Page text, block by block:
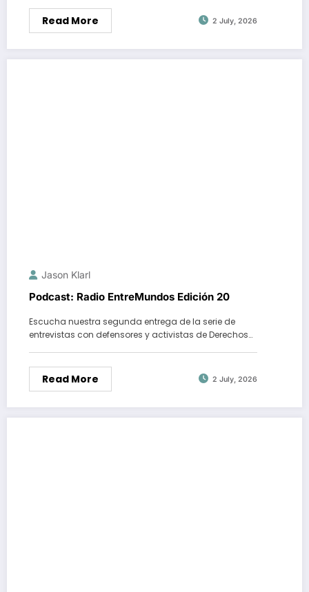
Read More 2 July, 2026
Jason Klarl
Podcast: Radio EntreMundos Edición 20
Escucha nuestra segunda entrega de la serie de
entrevistas con defensores y activistas de Derechos…
Read More 2 July, 2026